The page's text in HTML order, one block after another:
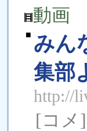
動画
■ みん
集部
http://
[コメ]